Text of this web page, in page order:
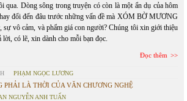
qua. Dòng sông trong truyện có còn là một ẩn dụ của hôm
đổi đến đâu trước những vấn đề mà XÓM BỜ MƯƠNG
sự vô cảm, và phẩm giá con người? Chúng tôi xin giới thiệu
lời, có lẽ, xin dành cho mỗi bạn đọc.
Đọc thêm
PHẠM NGỌC LƯƠNG
PHẢI LÀ THỜI CỦA VĂN CHƯƠNG NGHỆ
NGUYỄN ANH TUẤN